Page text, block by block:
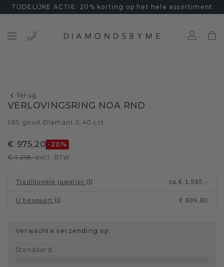
TIJDELIJKE ACTIE: 20% korting op het hele assortiment
Terug
VERLOVINGSRING NOA RND
585 goud Diamant 0.40 crt
€ 975,20 -20 %
€ 1.219,-excl. BTW
Traditionele juwelier: ca.€ 1.585,-
U bespaart: € 609,80
Verwachte verzending op:
Standaard :